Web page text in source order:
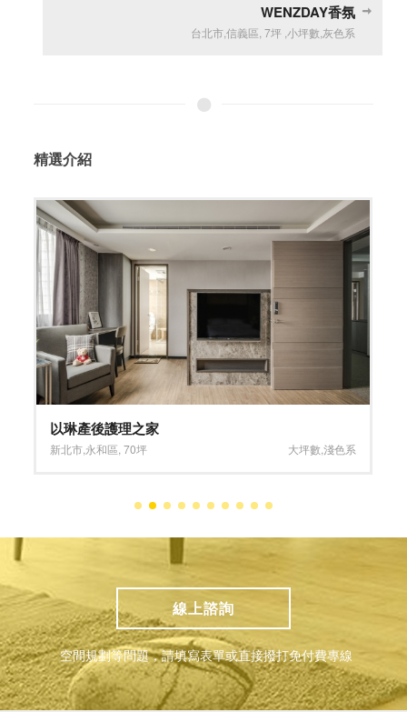
WENZDAY香氛
台北市,信義區 7坪, 小坪數 灰色系
精選介紹
以琳產後護理之家
新北市 永和區 ,70坪 大坪數 ,淺色系
線上諮詢
空間規劃等問題，請填寫表單或直接撥打免付費專線